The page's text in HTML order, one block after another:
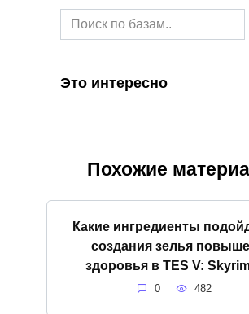
Это интересно
Похожие
Какие ингредиенты
создания зелья
здоровья в TES V:
0 482